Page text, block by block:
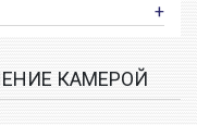
КАМЕРОЙ